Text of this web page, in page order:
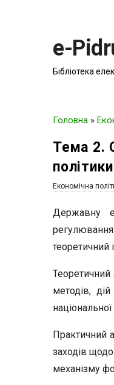
e-
Бібліотека
Головна »
Тема 2.
політики
Економічна
Державну
регулювання
теоретичний
Теоретичний
методів,
Практичний
заходів
механізму